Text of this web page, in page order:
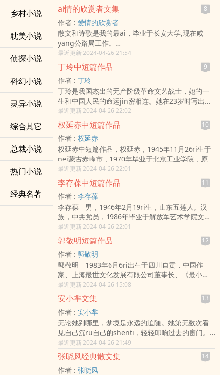
乡村小说
耽美小说
侦探小说
科幻小说
灵异小说
综合其它
总裁小说
热门小说
经典名著
ai情的欣赏者文集 8
作者 : 爱情的欣赏者
散文和诗歌是我的最ai，毕业于长安大学,现在咸
yang公路局工作。…
最近更新 2024-04-26 21:54
丁玲中短篇作品 9
作者 : 丁玲
丁玲是我国杰出的无产阶级革命文艺战士，她的一
生和中国人民的命运jin密相连。她在23岁时写出了
《莎菲女士的ri记》，表现出“五·四”运动后觉醒的知
识青年的痛苦与追求，引起了极大的社会反响。…
最近更新 2024-04-26 22:02
权延赤中短篇作品 10
作者 : 权延赤
权延赤中短篇作品，权延赤，1945年11月26ri生于
nei蒙古赤峰市，1970年毕业于北京工业学院，原空
政创作室创作员。其代表作有长篇小说《多yu之
年》、长篇纪实文学《走下神坛的mao泽东》等
（1998年12月北京市二中院权终审判决《走下神坛
的mao泽东》等6本书涉嫌抄袭共计84chu16万
字）。…
最近更新 2024-04-26 22:01
李存葆中短篇作品 11
作者 : 李存葆
李存葆，男，1946年2月19ri生，山东五莲人。汉
族，中共党员，1986年毕业于解放军艺术学院文学
系。1964年应征ru伍，历任战士、班长、排长、新
闻gan事，济南军区文工团编导，济南军区政治部创
作室主任，解放军艺术学院副院长，少将军衔，专
业作家，文学创作一级。著有中篇小说《高山下的
花环》。…
最近更新 2024-04-26 22:01
郭敬明短篇作品 12
作者 : 郭敬明
郭敬明，1983年6月6ri出生于四川自贡，中国作
家、上海最世文化发展有限公司董事长、《最小
说》等杂志主编。高中时期以“第四维”为笔名在网站
榕树下发表文章。2002年出版第一部作品《ai与痛
的边缘》。2003年，因玄幻小说《幻城》而被人们
熟知和关注。…
最近更新 2024-04-26 15:08
安小芈文集 13
作者 : 安小芈
无论她到哪里，梦境是永远的追随。她第无数次看
见自己沉ru自己的shenti，轻轻叩响过去的窗门。
窗nei无数张灰se的脸，带着各异的表情。他们说，
你来了。看，你总是不说话。嘿，你这个哑ba。安
小芈：广东汕tou人，幼儿美术教师。…
最近更新 2024-04-26 21:49
张晓风经典散文集 14
作者 : 张晓风